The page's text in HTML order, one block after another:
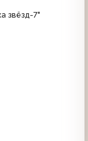
звёзд-7"